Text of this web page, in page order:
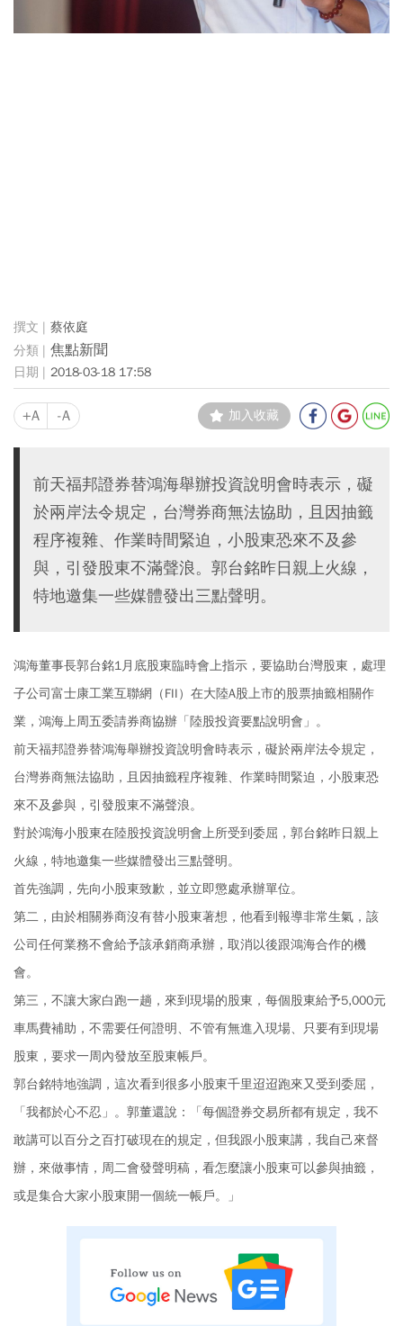
蔡依庭
焦點新聞
2018-03-18 17:58
+A -A 加入收藏
前天福邦證券替鴻海舉辦投資說明會時表示，礙
於兩岸法令規定，台灣券商無法協助，且因抽籤
程序複雜、作業時間緊迫，小股東恐來不及參
與，引發股東不滿聲浪。郭台銘昨日親上火線，
特地邀集一些媒體發出三點聲明。
鴻海董事長郭台銘1月底股東臨時會上指示，要協助台灣股東，處理
子公司富士康工業互聯網（FII）在大陸A股上市的股票抽籤相關作
業，鴻海上周五委請券商協辦「陸股投資要點說明會」。
前天福邦證券替鴻海舉辦投資說明會時表示，礙於兩岸法令規定，
台灣券商無法協助，且因抽籤程序複雜、作業時間緊迫，小股東恐
來不及參與，引發股東不滿聲浪。
對於鴻海小股東在陸股投資說明會上所受到委屈，郭台銘昨日親上
火線，特地邀集一些媒體發出三點聲明。
首先強調，先向小股東致歉，並立即懲處承辦單位。
第二，由於相關券商沒有替小股東著想，他看到報導非常生氣，該
公司任何業務不會給予該承銷商承辦 ， 取消以後跟鴻海合作的機
會。
第三， 不讓大家白跑一趟， 來到現場的股東，每個股東給予5,000元
車馬費補助 ， 不需要任何證明、不管有無進入現場、只要有到現場
股東，要求一周內發放至股東帳戶。
郭台銘特地強調，這次看到很多小股東千里迢迢跑來又受到委屈，
「我都於心不忍」 。 郭董還說：「每個證券交易所都有規定，我不
敢講可以百分之百打破現在的規定，但我跟小股東講，我自己來督
辦，來做事情，周二會發聲明稿，看怎麼讓小股東可以參與抽籤，
或是集合大家小股東開一個統一帳戶。」